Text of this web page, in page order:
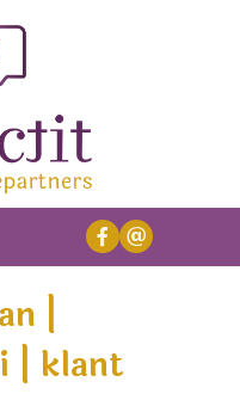
|
| klant